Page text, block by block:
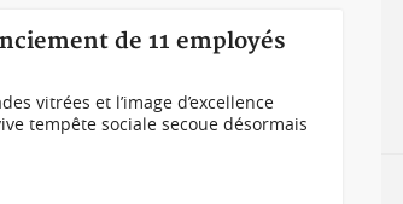
de 11 employés
vitrées et l’image d’excellence
tempête sociale secoue désormais